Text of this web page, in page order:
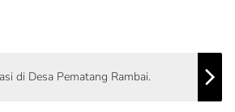
di Desa Pematang Rambai.